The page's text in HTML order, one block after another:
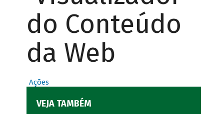
do Conteúdo
da Web
Ações
VEJA TAMBÉM